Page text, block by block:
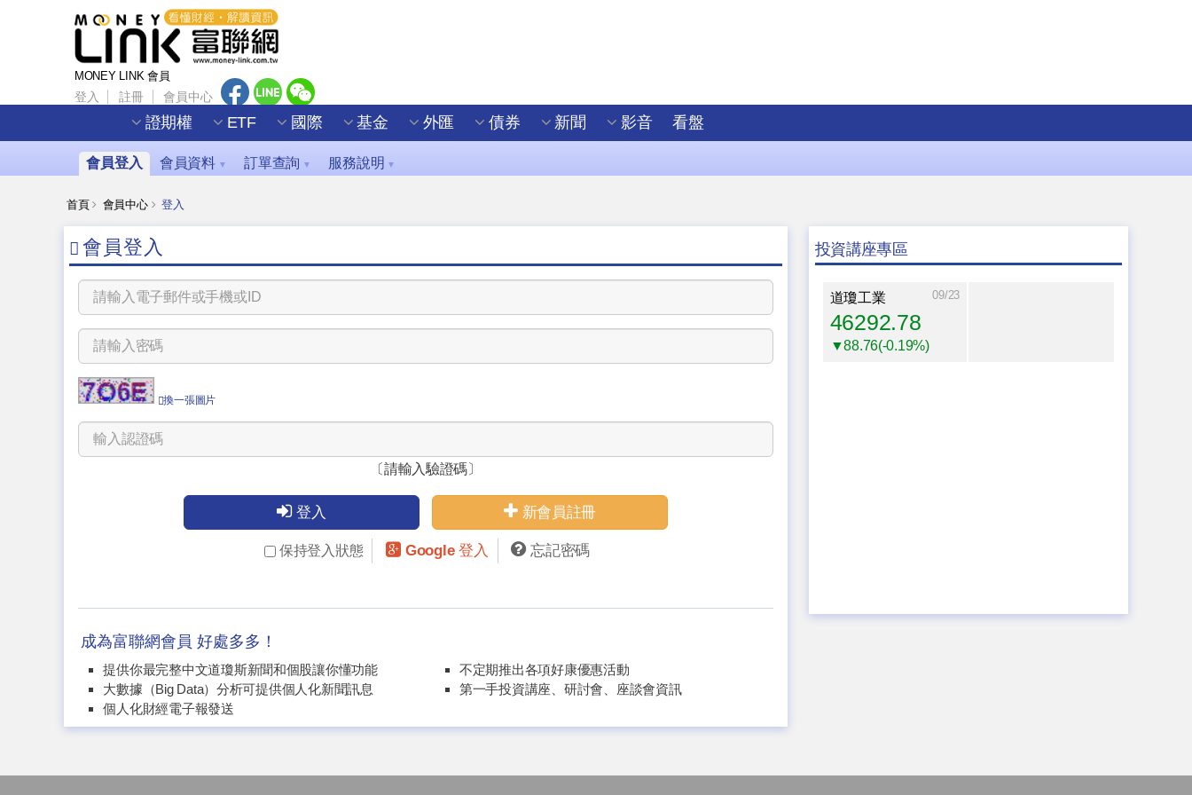
MONEY LINK 會員
登入 註冊 會員中心
證期權 ETF 國際 基金 外匯 債券 新聞 影音 看盤
會員登入 會員資料 ▼ 訂單查詢 ▼ 服務說明 ▼
首頁 會員中心 登入
會員登入
換一張圖片
〔請輸入驗證碼〕
登入 新會員註冊
保持登入狀態 Google 登入 忘記密碼
成為富聯網會員 好處多多！
提供你最完整中文道瓊斯新聞和個股讓你懂功能
大數據（Big Data）分析可提供個人化新聞訊息
個人化財經電子報發送
不定期推出各項好康優惠活動
第一手投資講座、研討會、座談會資訊
投資講座專區
道瓊工業 09/23
46292.78
▼88.76(-0.19%)